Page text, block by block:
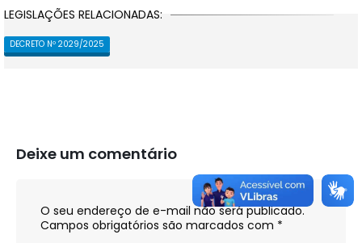
LEGISLAÇÕES RELACIONADAS:
DECRETO Nº 2029/2025
Deixe um comentário
O seu endereço de e-mail não será publicado.
Campos obrigatórios são marcados com *